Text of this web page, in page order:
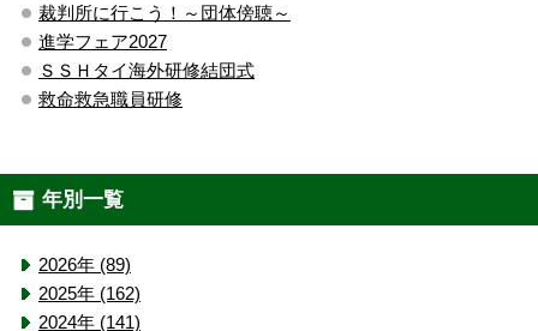
裁判所に行こう！～団体傍聴～
進学フェア2027
ＳＳＨタイ海外研修結団式
救命救急職員研修
年別一覧
2026年 (89)
2025年 (162)
2024年 (141)